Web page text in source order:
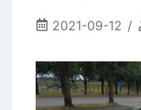
2021-09-12